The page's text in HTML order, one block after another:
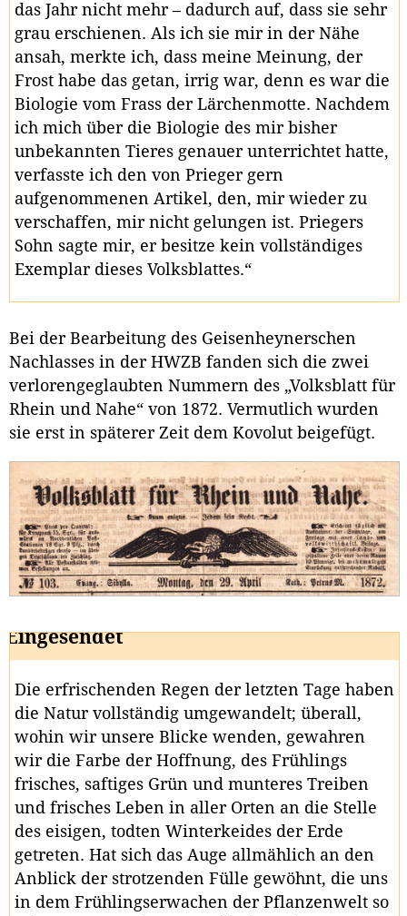
das Jahr nicht mehr – dadurch auf, dass sie sehr
grau erschienen. Als ich sie mir in der Nähe
ansah, merkte ich, dass meine Meinung, der
Frost habe das getan, irrig war, denn es war die
Biologie vom Frass der Lärchenmotte. Nachdem
ich mich über die Biologie des mir bisher
unbekannten Tieres genauer unterrichtet hatte,
verfasste ich den von Prieger gern
aufgenommenen Artikel, den, mir wieder zu
verschaffen, mir nicht gelungen ist. Priegers
Sohn sagte mir, er besitze kein vollständiges
Exemplar dieses Volksblattes.“
Bei der Bearbeitung des Geisenheynerschen
Nachlasses in der HWZB fanden sich die zwei
verlorengeglaubten Nummern des „Volksblatt für
Rhein und Nahe“ von 1872. Vermutlich wurden
sie erst in späterer Zeit dem Kovolut beigefügt.
Eingesendet
Die erfrischenden Regen der letzten Tage haben
die Natur vollständig umgewandelt; überall,
wohin wir unsere Blicke wenden, gewahren
wir die Farbe der Hoffnung, des Frühlings
frisches, saftiges Grün und munteres Treiben
und frisches Leben in aller Orten an die Stelle
des eisigen, todten Winterkeides der Erde
getreten. Hat sich das Auge allmählich an den
Anblick der strotzenden Fülle gewöhnt, die uns
in dem Frühlingserwachen der Pflanzenwelt so